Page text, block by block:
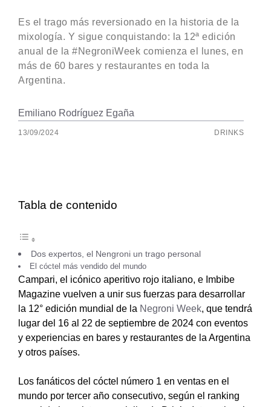
Es el trago más reversionado en la historia de la
mixología. Y sigue conquistando: la 12ª edición
anual de la #NegroniWeek comienza el lunes, en
más de 60 bares y restaurantes en toda la
Argentina.
Emiliano Rodríguez Egaña
13/09/2024 DRINKS
Tabla de contenido
Dos expertos, el Nengroni un trago personal
El cóctel más vendido del mundo
Campari, el icónico aperitivo rojo italiano, e Imbibe
Magazine vuelven a unir sus fuerzas para desarrollar
la 12° edición mundial de la Negroni Week, que tendrá
lugar del 16 al 22 de septiembre de 2024 con eventos
y experiencias en bares y restaurantes de la Argentina
y otros países.
Los fanáticos del cóctel número 1 en ventas en el
mundo por tercer año consecutivo, según el ranking